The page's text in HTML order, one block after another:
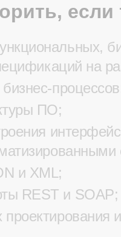
если
на
ПО;
и XML;
REST и SOAP;